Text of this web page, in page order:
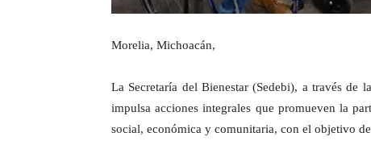
Morelia, Michoacán,
La Secretaría del Bienestar (Sedebi), a través de
impulsa acciones integrales que promueven la
social, económica y comunitaria, con el objetivo